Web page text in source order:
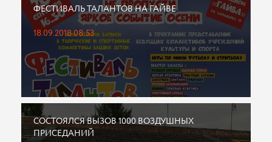
ФЕСТИВАЛЬ ТАЛАНТОВ НА ГАЙВЕ
18.09.2018 08:53
СОСТОЯЛСЯ ВЫЗОВ 1000 ВОЗДУШНЫХ
ПРИСЕДАНИЙ